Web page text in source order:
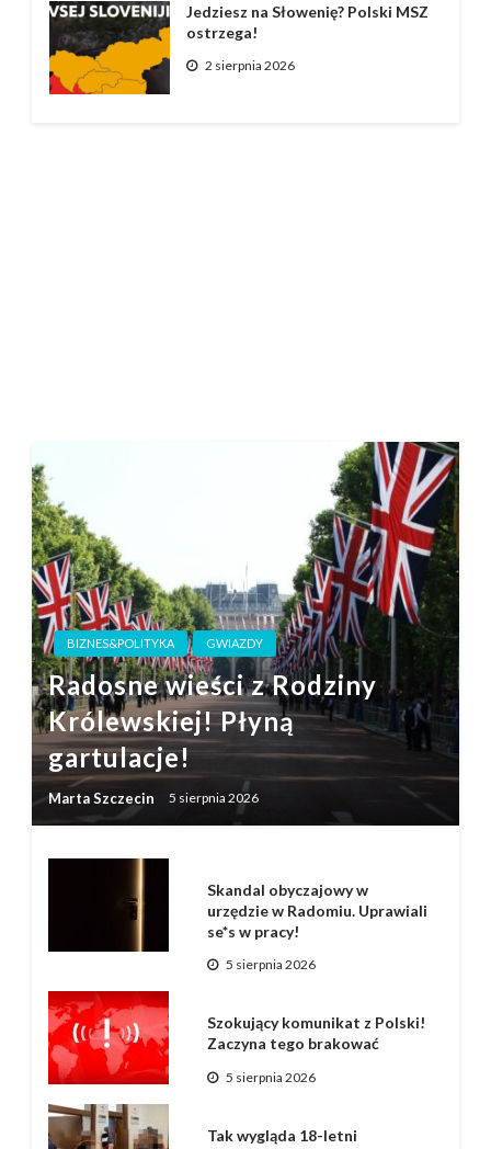
Jedziesz na Słowenię? Polski MSZ
ostrzega!
2 sierpnia 2026
BIZNES&POLITYKA GWIAZDY
Radosne wieści z Rodziny
Królewskiej! Płyną
gartulacje!
Marta Szczecin 5 sierpnia 2026
Skandal obyczajowy w
urzędzie w Radomiu. Uprawiali
se*s w pracy!
5 sierpnia 2026
Szokujący komunikat z Polski!
Zaczyna tego brakować
5 sierpnia 2026
Tak wygląda 18-letni